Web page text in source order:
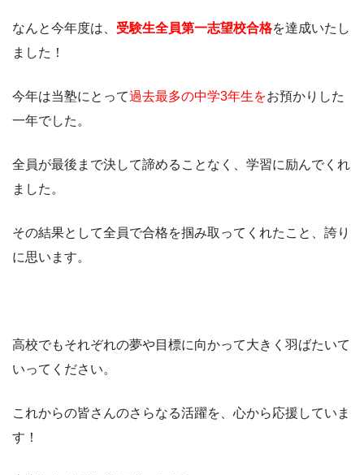
なんと今年度は、 受験生全員第一志望校合格を達成いたし
ました！
今年は当塾にとって過去最多の中学3年生をお預かりした
一年でした。
全員が最後まで決して諦めることなく、学習に励んでくれ
ました。
その結果として全員で合格を掴み取ってくれたこと、誇り
に思います。
高校でもそれぞれの夢や目標に向かって大きく羽ばたいて
いってください。
これからの皆さんのさらなる活躍を、心から応援していま
す！